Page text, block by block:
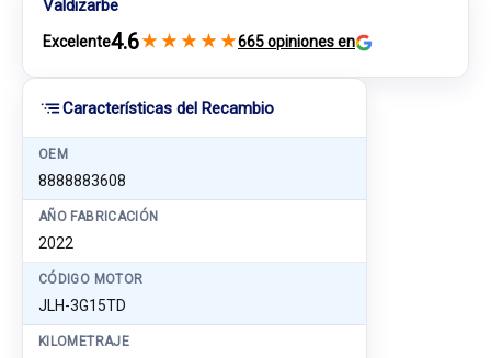
Características del Recambio
OEM
8888883608
AÑO FABRICACIÓN
2022
CÓDIGO MOTOR
JLH-3G15TD
KILOMETRAJE
Valdizarbe
Excelente4.6★ ★ ★ ★ ★665 opiniones en